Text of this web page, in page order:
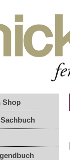
Shop